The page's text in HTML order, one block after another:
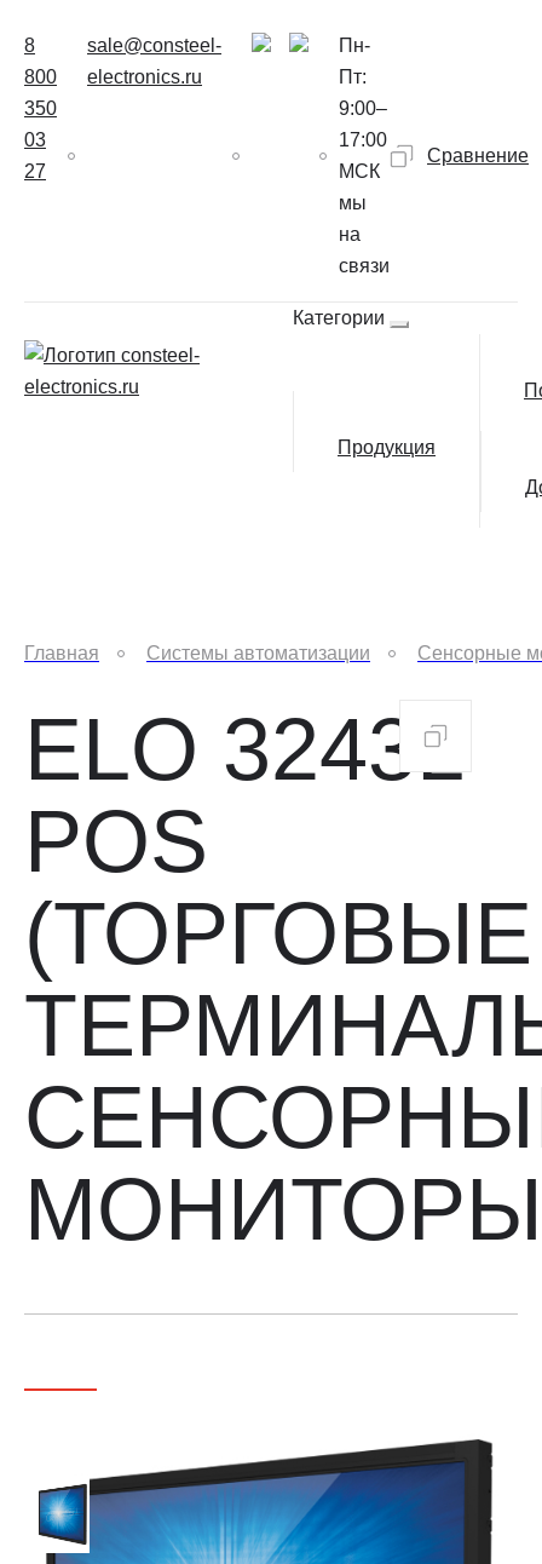
8
800
350
03
27
sale@consteel-
electronics.ru
Пн-
Пт:
9:00–
17:00
МСК
мы
на
связи
Сравнение
Категории
Продукция
Главная Системы автоматизации Сенсорные
ELO 3243L
POS
(ТОРГОВЫЕ
МОНИТОРЫ